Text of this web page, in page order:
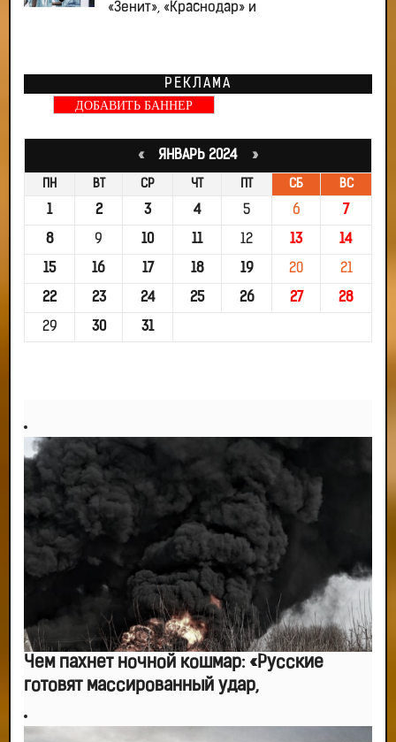
«Зенит», «Краснодар» и
РЕКЛАМА
ДОБАВИТЬ БАННЕР
« ЯНВАРЬ 2024 »
ПН ВТ СР ЧТ ПТ СБ ВС
1 2 3 4 5 6 7
8 9 10 11 12 13 14
15 16 17 18 19 20 21
22 23 24 25 26 27 28
29 30 31
Чем пахнет ночной кошмар: «Русские
готовят массированный удар,